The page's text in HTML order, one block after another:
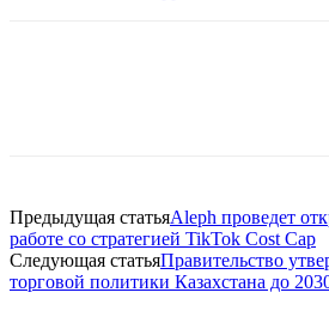
Предыдущая статьяAleph проведет
работе со стратегией TikTok Cost Cap
Следующая статьяПравительство
торговой политики Казахстана до